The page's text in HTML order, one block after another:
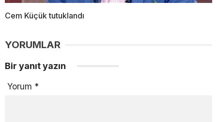
Cem Küçük tutuklandı
YORUMLAR
Bir yanıt yazın
Yorum *